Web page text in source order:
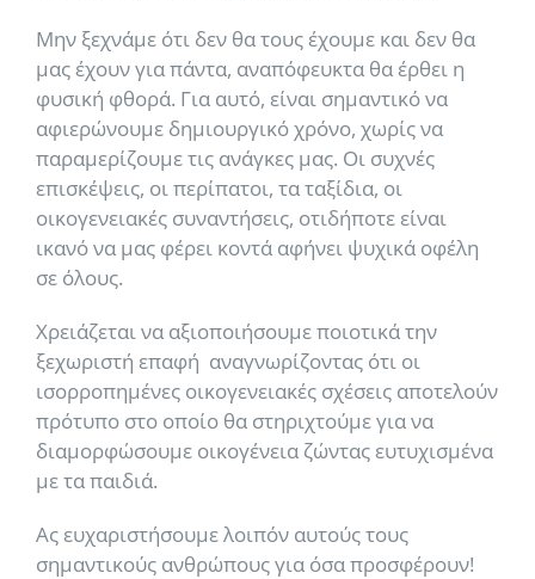
Μην ξεχνάμε ότι δεν θα τους έχουμε και δεν θα
μας έχουν για πάντα, αναπόφευκτα θα έρθει η
φυσική φθορά. Για αυτό, είναι σημαντικό να
αφιερώνουμε δημιουργικό χρόνο, χωρίς να
παραμερίζουμε τις ανάγκες μας. Οι συχνές
επισκέψεις, οι περίπατοι, τα ταξίδια, οι
οικογενειακές συναντήσεις, οτιδήποτε είναι
ικανό να μας φέρει κοντά αφήνει ψυχικά οφέλη
σε όλους.
Χρειάζεται να αξιοποιήσουμε ποιοτικά την
ξεχωριστή επαφή αναγνωρίζοντας ότι οι
ισορροπημένες οικογενειακές σχέσεις αποτελούν
πρότυπο στο οποίο θα στηριχτούμε για να
διαμορφώσουμε οικογένεια ζώντας ευτυχισμένα
με τα παιδιά.
Ας ευχαριστήσουμε λοιπόν αυτούς τους
σημαντικούς ανθρώπους για όσα προσφέρουν!